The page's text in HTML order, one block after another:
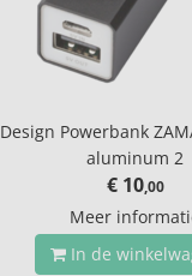
Design Powerbank
aluminum 2
€ 10,00
Meer
In de